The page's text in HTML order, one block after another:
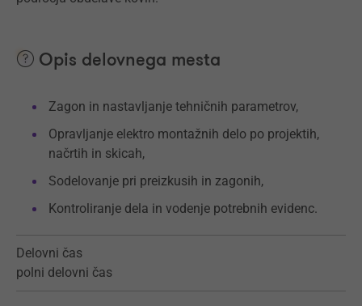
Opis delovnega mesta
Zagon in nastavljanje tehničnih parametrov,
Opravljanje elektro montažnih delo po projektih,
načrtih in skicah,
Sodelovanje pri preizkusih in zagonih,
Kontroliranje dela in vodenje potrebnih evidenc.
Delovni čas
polni delovni čas